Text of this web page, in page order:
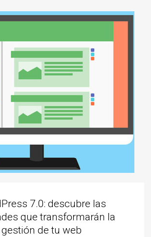
7.0: descubre las
que transformarán la
gestión de tu web